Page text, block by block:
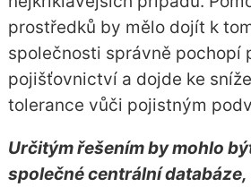
prostředků by mělo dojít k
společnosti správně pochopí
pojišťovnictví a dojde ke
tolerance vůči pojistným
Určitým řešením by mohlo
společné centrální databáze,